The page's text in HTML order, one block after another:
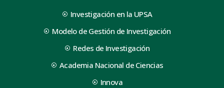
Investigación en la UPSA
Modelo de Gestión de Investigación
Redes de Investigación
Academia Nacional de Ciencias
Innova